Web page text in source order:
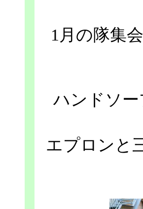
1月の隊集
ハンドソ
エプロンと